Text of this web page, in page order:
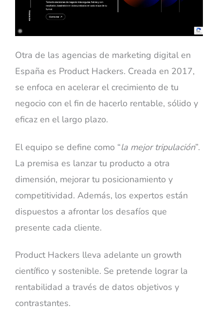
Otra de las agencias de marketing digital en
España es Product Hackers. Creada en 2017,
se enfoca en acelerar el crecimiento de tu
negocio con el fin de hacerlo rentable, sólido y
eficaz en el largo plazo.
El equipo se define como “la mejor tripulación”.
La premisa es lanzar tu producto a otra
dimensión, mejorar tu posicionamiento y
competitividad. Además, los expertos están
dispuestos a afrontar los desafíos que
presente cada cliente.
Product Hackers lleva adelante un growth
científico y sostenible. Se pretende lograr la
rentabilidad a través de datos objetivos y
contrastantes.